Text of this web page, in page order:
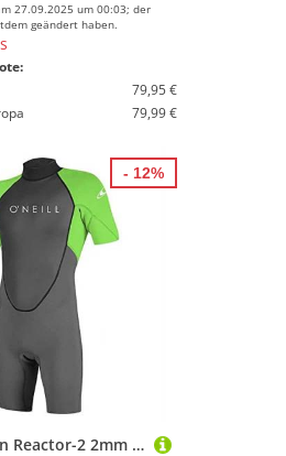
27.09.2025 um 00:03; der
geändert haben.
79,95 €
79,99 €
O'Neill Herren Reactor-2 2mm Back Zip Spring Wetsuit, Green, S
- 12%